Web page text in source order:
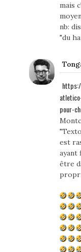
mais
nb:
"du
pour-
est
ayant
être